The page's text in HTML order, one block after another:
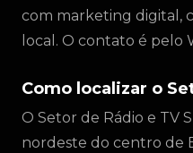
com marketing digital,
local. O contato é pelo
Como localizar o
O Setor de Rádio e TV
nordeste do centro de